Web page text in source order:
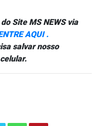
Site MS NEWS via
AQUI .
salvar nosso